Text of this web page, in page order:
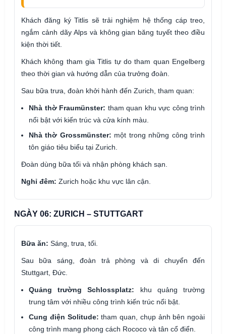
Khách đăng ký Titlis sẽ trải nghiệm hệ thống cáp treo,
ngắm cảnh dãy Alps và không gian băng tuyết theo điều
kiện thời tiết.
Khách không tham gia Titlis tự do tham quan Engelberg
theo thời gian và hướng dẫn của trưởng đoàn.
Sau bữa trưa, đoàn khởi hành đến Zurich, tham quan:
Nhà thờ Fraumünster: tham quan khu vực công trình
nổi bật với kiến trúc và cửa kính màu.
Nhà thờ Grossmünster: một trong những công trình
tôn giáo tiêu biểu tại Zurich.
Đoàn dùng bữa tối và nhận phòng khách sạn.
Nghỉ đêm: Zurich hoặc khu vực lân cận.
NGÀY 06: ZURICH – STUTTGART
Bữa ăn: Sáng, trưa, tối.
Sau bữa sáng, đoàn trả phòng và di chuyển đến
Stuttgart, Đức.
Quảng trường Schlossplatz: khu quảng trường
trung tâm với nhiều công trình kiến trúc nổi bật.
Cung điện Solitude: tham quan, chụp ảnh bên ngoài
công trình mang phong cách Rococo và tân cổ điển.